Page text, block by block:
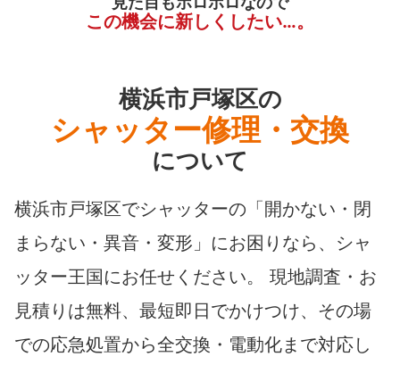
この機会に新しくしたい…。
横浜市戸塚区の
シャッター修理・交換
について
横浜市戸塚区でシャッターの「開かない・閉
まらない・異音・変形」にお困りなら、シャ
ッター王国にお任せください。 現地調査・お
見積りは無料、最短即日でかけつけ、その場
での応急処置から全交換・電動化まで対応し